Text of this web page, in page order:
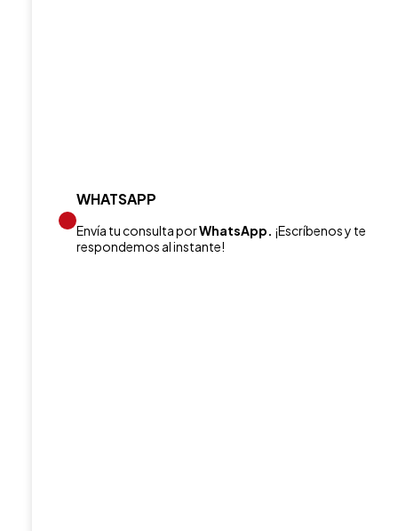
WHATSAPP
Envía tu consulta porWhatsApp. ¡Escríbenos y te
respondemos al instante!